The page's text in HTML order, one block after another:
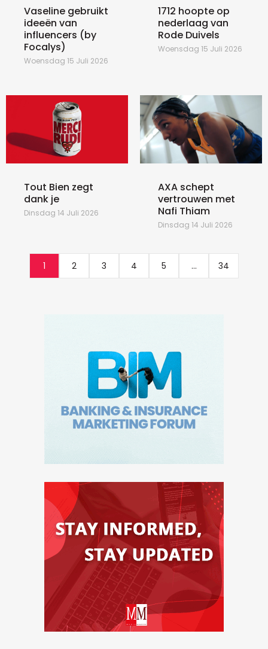
Vaseline gebruikt
ideeën van
influencers (by
Focalys)
Woensdag 15 Juli 2026
1712 hoopte op
nederlaag van
Rode Duivels
Woensdag 15 Juli 2026
Tout Bien zegt
dank je
Dinsdag 14 Juli 2026
AXA schept
vertrouwen met
Nafi Thiam
Dinsdag 14 Juli 2026
1 2 3 4 5 ... 34